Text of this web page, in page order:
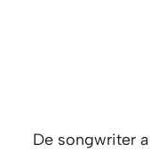
De songwriter